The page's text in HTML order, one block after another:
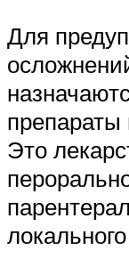
Для
препараты
Это